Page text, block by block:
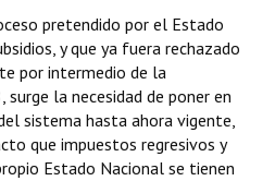
pretendido por el Estado
y que ya fuera rechazado
por intermedio de la
la necesidad de poner en
sistema hasta ahora vigente,
que impuestos regresivos y
Estado Nacional se tienen